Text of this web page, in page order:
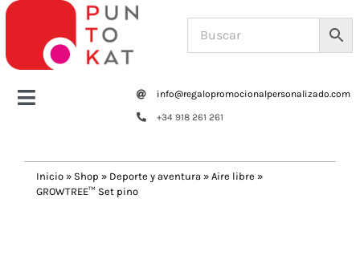
Saltar
contenido
Toggle
Tazas y botellas
info@regalopromocionalpersonalizado.com
+34 918 261 261
Inicio » Shop » Deporte y aventura » Aire libre »
GROWTREE™ Set pino